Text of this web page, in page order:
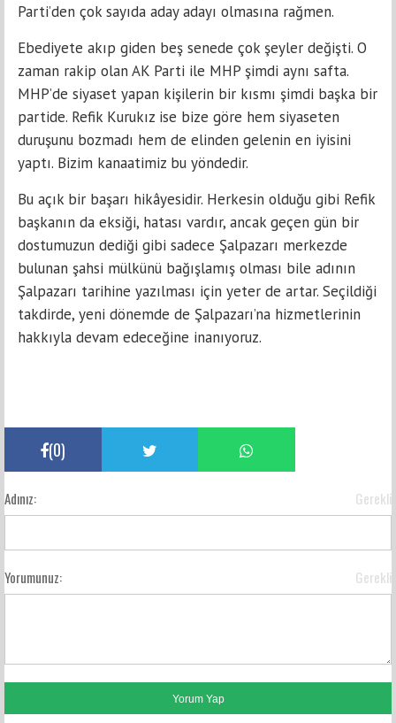
Parti’den çok sayıda aday adayı olmasına rağmen.
Ebediyete akıp giden beş senede çok şeyler değişti. O
zaman rakip olan AK Parti ile MHP şimdi aynı safta.
MHP’de siyaset yapan kişilerin bir kısmı şimdi başka bir
partide. Refik Kurukız ise bize göre hem siyaseten
duruşunu bozmadı hem de elinden gelenin en iyisini
yaptı. Bizim kanaatimiz bu yöndedir.
Bu açık bir başarı hikâyesidir. Herkesin olduğu gibi Refik
başkanın da eksiği, hatası vardır, ancak geçen gün bir
dostumuzun dediği gibi sadece Şalpazarı merkezde
bulunan şahsi mülkünü bağışlamış olması bile adının
Şalpazarı tarihine yazılması için yeter de artar. Seçildiği
takdirde, yeni dönemde de Şalpazarı’na hizmetlerinin
hakkıyla devam edeceğine inanıyoruz.
(0)
Adınız: Gerekli
Yorumunuz: Gerekli